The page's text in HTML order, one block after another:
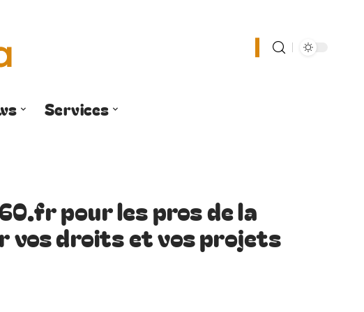
Services
pour les pros de la
vos droits et vos projets